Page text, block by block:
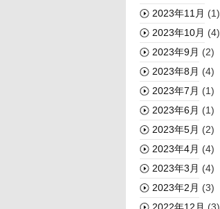
2023年11月 (1)
2023年10月 (4)
2023年9月 (2)
2023年8月 (4)
2023年7月 (1)
2023年6月 (1)
2023年5月 (2)
2023年4月 (4)
2023年3月 (4)
2023年2月 (3)